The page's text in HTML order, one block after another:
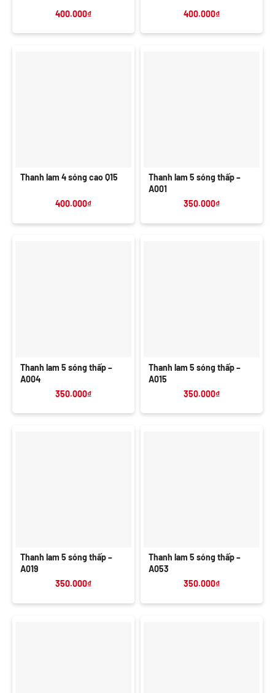
400.000₫ 400.000₫
Thanh lam 4 sóng cao Q15
400.000₫
Thanh lam 5 sóng thấp –
A001
350.000₫
Thanh lam 5 sóng thấp –
A004
350.000₫
Thanh lam 5 sóng thấp –
A015
350.000₫
Thanh lam 5 sóng thấp –
A019
350.000₫
Thanh lam 5 sóng thấp –
A053
350.000₫